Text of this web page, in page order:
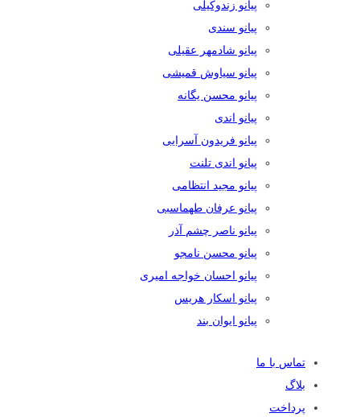
پیانو زندوکیلی
پیانو سندی
پیانو شادمهر عقیلی
پیانو سیاوش قمیشی
پیانو محسن یگانه
پیانو اندی
پیانو فریدون آسرایی
پیانو اندی تلنت
پیانو مجید انتظامی
پیانو عرفان طهماسبی
پیانو ناصر چشم آذر
پیانو محسن نامجو
پیانو احسان خواجه امیری
پیانو اسکار هریس
پیانو ایوان بند
تماس با ما
بلاگ
پرداخت